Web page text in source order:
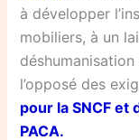
à développer
mobiliers, à un
l’opposé des
pour la SNCF et
PACA.